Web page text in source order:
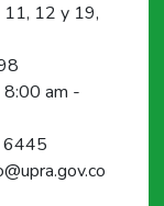
11, 12 y 19,
8:00 am -
6445